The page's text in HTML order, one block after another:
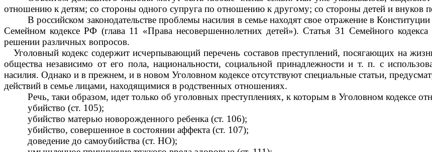
отношению к детям; со стороны одного супруга по отношению к другому; со стороны детей и внуков
В российском законодательстве проблемы насилия в семье находят свое отражение в
Семейном кодексе РФ (глава 11 «Права несовершеннолетних детей»). Статья 31 Семейного
решении различных вопросов.
Уголовный кодекс содержит исчерпывающий перечень составов преступлений, посягающих на
общества независимо от его пола, национальности, социальной принадлежности и т. п. с
насилия. Однако и в прежнем, и в новом Уголовном кодексе отсутствуют специальные статьи,
действий в семье лицами, находящимися в родственных отношениях.
Речь, таки образом, идет только об уголовных преступлениях, к которым в Уголовном кодексе
убийство (ст. 105);
убийство матерью новорожденного ребенка (ст. 106);
убийство, совершенное в состоянии аффекта (ст. 107);
доведение до самоубийства (ст. НО);